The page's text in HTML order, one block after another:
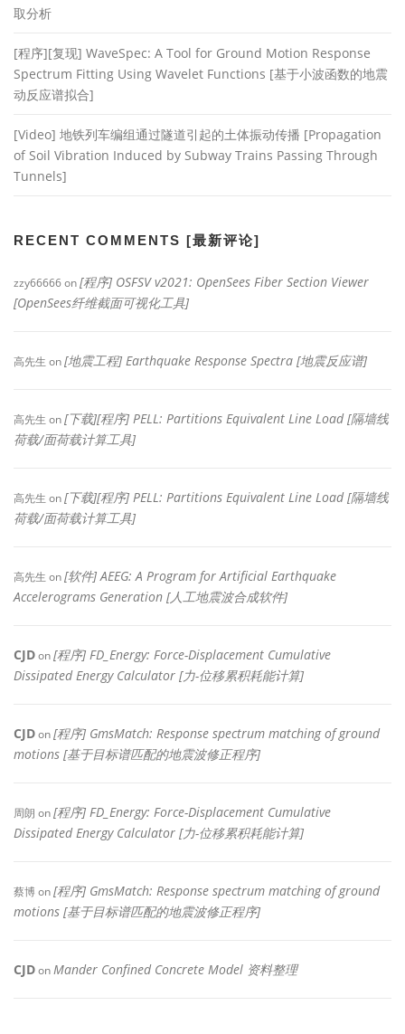
取分析
[程序][复现] WaveSpec: A Tool for Ground Motion Response
Spectrum Fitting Using Wavelet Functions [基于小波函数的地震
动反应谱拟合]
[Video] 地铁列车编组通过隧道引起的土体振动传播 [Propagation
of Soil Vibration Induced by Subway Trains Passing Through
Tunnels]
RECENT COMMENTS [最新评论]
zzy66666on[程序] OSFSV v2021: OpenSees Fiber Section Viewer
[OpenSees纤维截面可视化工具]
高先生 on[地震工程] Earthquake Response Spectra [地震反应谱]
高先生 on[下载][程序] PELL: Partitions Equivalent Line Load [隔墙线
荷载/面荷载计算工具]
高先生 on[下载][程序] PELL: Partitions Equivalent Line Load [隔墙线
荷载/面荷载计算工具]
高先生 on[软件] AEEG: A Program for Artificial Earthquake
Accelerograms Generation [人工地震波合成软件]
CJDon[程序] FD_Energy: Force-Displacement Cumulative
Dissipated Energy Calculator [力-位移累积耗能计算]
CJDon[程序] GmsMatch: Response spectrum matching of ground
motions [基于目标谱匹配的地震波修正程序]
周朗 on[程序] FD_Energy: Force-Displacement Cumulative
Dissipated Energy Calculator [力-位移累积耗能计算]
蔡博on[程序] GmsMatch: Response spectrum matching of ground
motions [基于目标谱匹配的地震波修正程序]
CJDonMander Confined Concrete Model 资料整理